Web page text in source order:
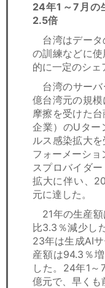
24年1～7月の
2.5倍
台湾はデータ
の訓練などに
的に一定のシェ
台湾のサーバ
億台湾元の規
摩擦を受けた
企業）のUター
ルス感染拡大
フォーメーシ
スプロバイダ
拡大に伴い、
元に達した。
21年の生産額
比3.3％減少し
23年は生成AI
産額は94.3％
した。24年1
億元で、早くも